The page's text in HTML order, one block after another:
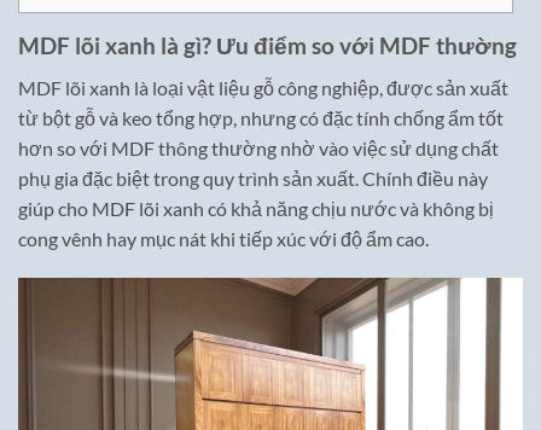
MDF lõi xanh là gì? Ưu điểm so với MDF thường
MDF lõi xanh là loại vật liệu gỗ công nghiệp, được sản xuất
từ bột gỗ và keo tổng hợp, nhưng có đặc tính chống ẩm tốt
hơn so với MDF thông thường nhờ vào việc sử dụng chất
phụ gia đặc biệt trong quy trình sản xuất. Chính điều này
giúp cho MDF lõi xanh có khả năng chịu nước và không bị
cong vênh hay mục nát khi tiếp xúc với độ ẩm cao.